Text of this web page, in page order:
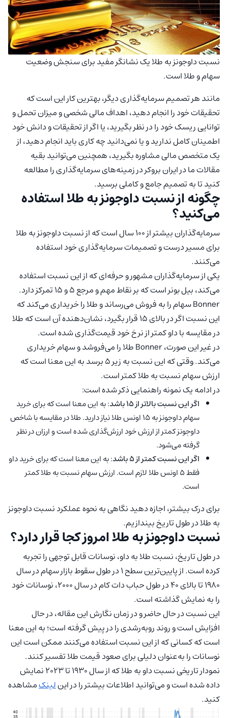
نسبت داوجونز به طلا یک نشانگر مفید برای سنجش وضعیت
سهام و طلا است.
مانند هر تصمیم سرمایه‌گذاری دیگر، بهترین کار این است که
تحقیقات خود را انجام دهید، اهداف مالی شخصی و میزان تحمل و
توانایی ریسک خود را در نظر بگیرید، یا اگر از تحقیقات و دانش خود
اطمینان کامل ندارید و یا نمی‌دانید چه کاری باید انجام دهید، از
یک متخصص مالی مشاوره بگیرید، همچنین می‌توانید بقیه
مقالات ما در ایران بروکر در زمینه‌های سرمایه‌گذاری را مطالعه
کنید تا به تصمیم جامع و کاملی برسید.
چگونه از نسبت داوجونز به طلا استفاده
می‌کنید؟
سرمایه‌گذاران بیشتر از 100 سال است که از نسبت داوجونز به طلا
برای مسیر درست و تصمیمات سرمایه‌گذاری خود استفاده
می‌کنند.
یکی از سرمایه‌گذاران مشهور و حرفه‌ای که از این نسبت استفاده
می‌کند، بیل بونر است که بر نقاط مهم و مرجع 5 و 15 تمرکز دارد.
Bonner سهام را به فروش می‌رساند و طلا را خریداری می‌کند که
این نسبت اگر در بالای 15 قرار بگیرد، نشان‌دهنده آن است که طلا
در مقایسه با داو کمتر از نرخ خود قیمت‌گذاری شده است.
در غیر این صورت، Bonner طلا را می‌فروشد و سهام خریداری
می‌کند. وقتی که این نسبت به زیر 5 برسد به این معنا است که
ارزش سهام نسبت به طلا کمتر است.
در ادامه یک نمونه راهنمایی ذکر شده است:
اگر این نسبت بالاتر از 15 باشد
: به این معنا است که برای خرید
سهام داوجونز به 15 اونس طلا نیاز دارید. طلا در مقایسه با شاخص
داوجونز کمتر از ارزش‌ خود ارزش‌گذاری شده است و ارزان در نظر
گرفته می‌شود.
اگر این نسبت کمتر از 5 باشد
: به این معنا است که برای خرید داو
فقط 5 اونس طلا لازم است. ارزش سهام نسبت به طلا کمتر
است.
برای درک بیشتر، اجازه دهید نگاهی به نحوه عملکرد نسبت داوجونز
به طلا در طول تاریخ بیندازیم.
نسبت داوجونز به طلا امروز کجا قرار دارد؟
در طول تاریخ، نسبت طلا به داو، نوسانات قابل توجهی را تجربه
کرده است. از پایین‌ترین سطح 1 در طول سقوط بازار سهام در سال
1980 تا بالای 40 در طول حباب دات کام در سال 2000، نوسانات خود
را به نمایش گذاشته است.
این نسبت در حال حاضر و در زمان نگارش این مقاله، در حال
افزایش است و روند روبه‌رشدی را در پیش گرفته است؛ به این معنا
است که کسانی که از این نسبت استفاده می‌کنند ممکن است این
نوسانات را به‌عنوان دلیلی برای صعود قیمت طلا تفسیر کنند.
نمودار تاریخی نسبت داو به طلا که از سال 1930 تا 2023 نمایش
داده شده است و می‌توانید اطلاعات بیشتر را در اینلینکمشاهده
کنید.